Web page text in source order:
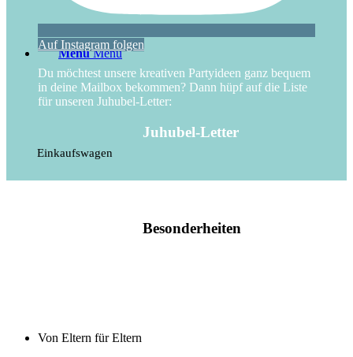
Menü Menü
Einkaufswagen
Auf Instagram folgen
Du möchtest unsere kreativen Partyideen ganz bequem
in deine Mailbox bekommen? Dann hüpf auf die Liste
für unseren Juhubel-Letter:
Juhubel-Letter
Besonderheiten
Von Eltern für Eltern